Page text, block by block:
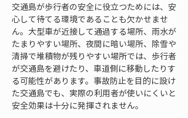
交通島が歩行者の安全に役立つためには、安
心して待てる環境であることも欠かせませ
ん。大型車が近接して通過する場所、雨水が
たまりやすい場所、夜間に暗い場所、除雪や
清掃で堆積物が残りやすい場所では、歩行者
が交通島を避けたり、車道側に移動したりす
る可能性があります。事故防止を目的に設け
た交通島でも、実際の利用者が使いにくいと
安全効果は十分に発揮されません。